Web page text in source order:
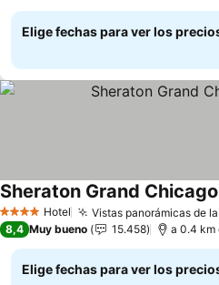
Elige fechas para ver los
4 EstrellasHotel Vistas panorámicas de
Sheraton Grand
8,4 Muy bueno 15.458 a 0.4 km
Elige fechas para ver los